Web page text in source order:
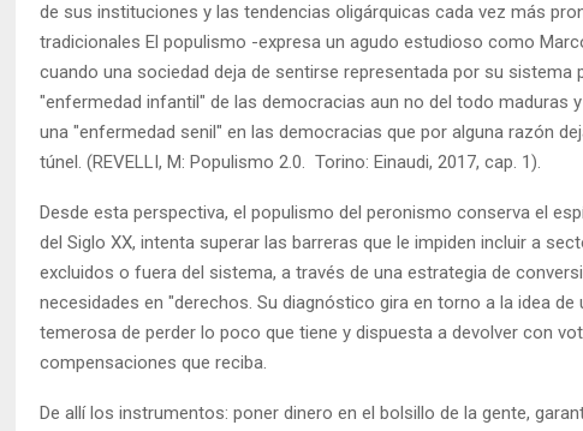
de sus instituciones y las tendencias oligárquicas cada vez más
tradicionales El populismo -expresa un agudo estudioso como
cuando una sociedad deja de sentirse representada por su sistema
"enfermedad infantil" de las democracias aun no del todo maduras
una "enfermedad senil" en las democracias que por alguna razón
túnel. (REVELLI, M: Populismo 2.0. Torino: Einaudi, 2017, cap. 1).
Desde esta perspectiva, el populismo del peronismo conserva el
del Siglo XX, intenta superar las barreras que le impiden incluir a
excluidos o fuera del sistema, a través de una estrategia de
necesidades en "derechos. Su diagnóstico gira en torno a la idea de
temerosa de perder lo poco que tiene y dispuesta a devolver con
compensaciones que reciba.
De allí los instrumentos: poner dinero en el bolsillo de la gente,